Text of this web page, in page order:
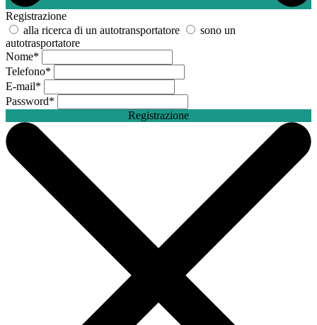
Registrazione
alla ricerca di un autotransportatore
sono un
autotrasportatore
Nome*
Telefono*
E-mail*
Password*
Registrazione